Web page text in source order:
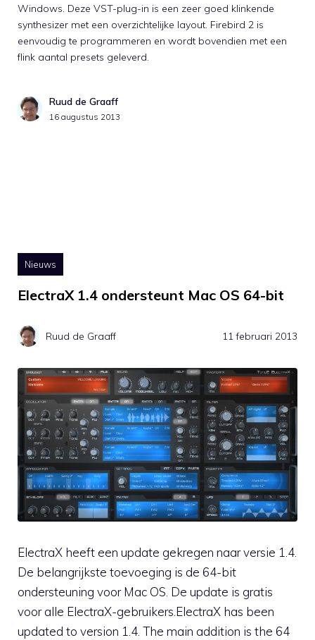
Windows. Deze VST-plug-in is een zeer goed klinkende
synthesizer met een overzichtelijke layout. Firebird 2 is
eenvoudig te programmeren en wordt bovendien met een
flink aantal presets geleverd.
Ruud de Graaff
16 augustus 2013
Nieuws
ElectraX 1.4 ondersteunt Mac OS 64-bit
Ruud de Graaff 11 februari 2013
ElectraX heeft een update gekregen naar versie 1.4.
De belangrijkste toevoeging is de 64-bit
ondersteuning voor Mac OS. De update is gratis
voor alle ElectraX-gebruikers.ElectraX has been
updated to version 1.4. The main addition is the 64